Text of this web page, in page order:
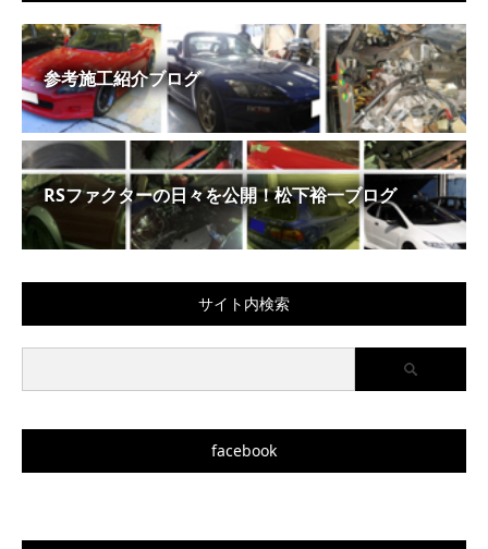
参考施工紹介ブログ
RSファクターの日々を公開！松下裕一ブログ
サイト内検索
facebook